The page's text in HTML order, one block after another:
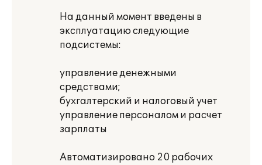
На данный момент введены в
эксплуатацию следующие
подсистемы:
управление денежными
средствами;
бухгалтерский и налоговый учет
управление персоналом и расчет
зарплаты
Автоматизировано 20 рабочих